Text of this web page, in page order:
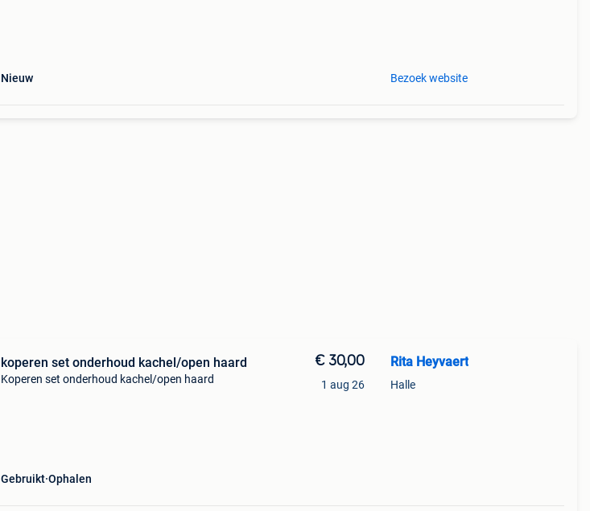
Nieuw Bezoek website
koperen set onderhoud kachel/open haard
Koperen set onderhoud kachel/open haard
Gebruikt Ophalen
€ 30,00
1 aug 26
Rita Heyvaert
Halle